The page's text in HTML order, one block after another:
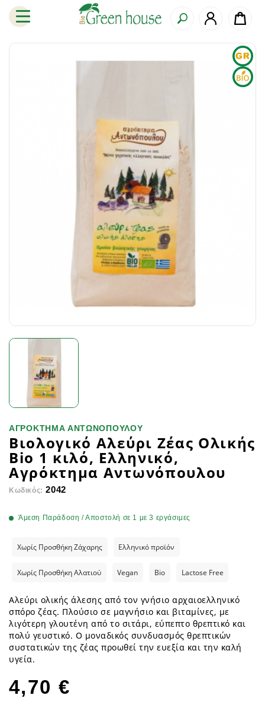
ΑΓΡΟΚΤΗΜΑ ΑΝΤΩΝΟΠΟΥΛΟΥ
Βιολογικό Αλεύρι Ζέας Ολικής
Bio 1 κιλό, Ελληνικό,
Αγρόκτημα Αντωνόπουλου
Κωδικός: 2042
Άμεση Παράδοση / Αποστολή σε 1 με 3 εργάσιμες
Χωρίς Προσθήκη Ζάχαρης Ελληνικό προϊόν
Χωρίς Προσθήκη Αλατιού Vegan Bio Lactose Free
Αλεύρι ολικής άλεσης από τον γνήσιο αρχαιοελληνικό
σπόρο ζέας. Πλούσιο σε μαγνήσιο και βιταμίνες, με
λιγότερη γλουτένη από το σιτάρι, εύπεπτο θρεπτικό και
πολύ γευστικό. Ο μοναδικός συνδυασμός θρεπτικών
συστατικών της ζέας προωθεί την ευεξία και την καλή
υγεία.
4,70 €